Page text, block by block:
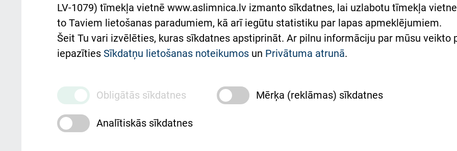
atsauksmju/sūdzību
iesniegšanas kārtība
Kā pie mums nokļūt
ceļvedis
Rekvizīti un ārstniecības
Підтримка Східної лікарні
та співпраця з Україною
LV-1079) tīmekļa vietnē www.aslimnica.lv izmanto sīkdatnes, lai uzlabotu tīmekļa
to Taviem lietošanas paradumiem, kā arī iegūtu statistiku par lapas apmeklējumiem.
Šeit Tu vari izvēlēties, kuras sīkdatnes apstiprināt. Ar pilnu informāciju par mūsu veikto
iepazīties Sīkdatņu lietošanas noteikumos un Privātuma atrunā.
Obligātās sīkdatnes Mērķa (reklāmas) sīkdatnes
Analītiskās sīkdatnes